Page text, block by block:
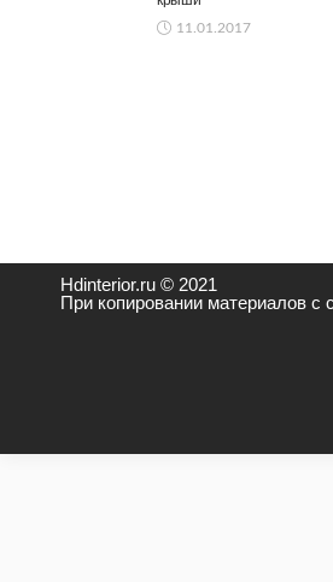
11.01.2017
Hdinterior.ru © 2021
При копировании материалов с